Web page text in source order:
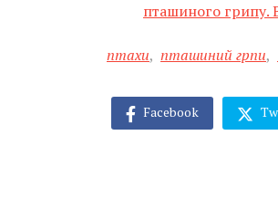
пташиного грипу.
птахи, пташиний грпи,
Facebook